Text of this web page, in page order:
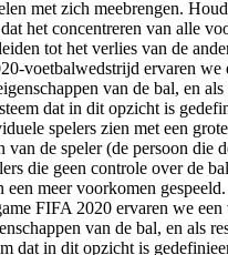
met zich meebrengen.
het concentreren van alle
tot het verlies van de
voetbalwedstrijd ervaren we
van de bal, en als
dat in dit opzicht is
spelers zien met een
van de speler (de persoon die
die geen controle over de
meer voorkomen gespeeld.
FIFA 2020 ervaren we een
van de bal, en als
dat in dit opzicht is